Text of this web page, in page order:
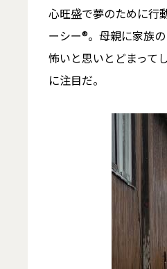
心旺盛で夢のために行
ーシー®。母親に家族
怖いと思いとどまって
に注目だ。